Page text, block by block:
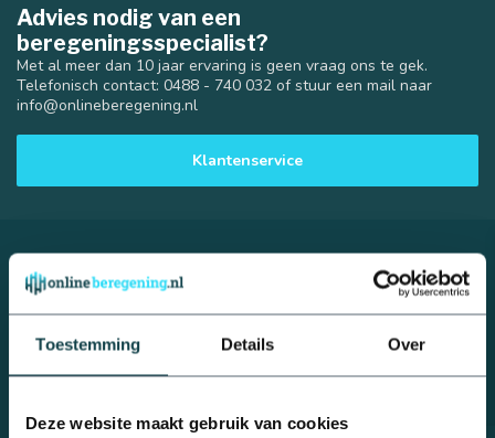
Toestemming Details Over
Deze website maakt gebruik van cookies
32 mm
Advies nodig van een
beregeningsspecialist?
Met al meer dan 10 jaar ervaring is geen vraag ons te gek.
Telefonisch contact: 0488 - 740 032 of stuur een mail naar
info@onlineberegening.nl
Klantenservice
Online Beregening
Houtmanskampweg 9